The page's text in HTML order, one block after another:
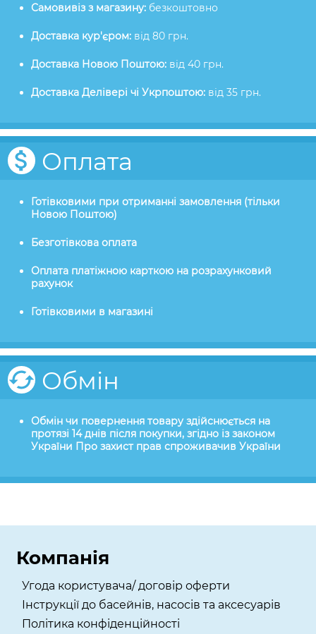
Самовивіз з магазину: безкоштовно
Доставка кур'єром: від 80 грн.
Доставка Новою Поштою: від 40 грн.
Доставка Делівері чі Укрпоштою: від 35 грн.
Оплата
Готівковими при отриманні замовлення (тільки
Новою Поштою)
Безготівкова оплата
Оплата платіжною карткою на розрахунковий
рахунок
Готівковими в магазині
Обмін
Обмін чи повернення товару здійснюється на
протязі 14 днів після покупки, згідно із законом
України Про захист прав спроживачив України
Компанія
Угода користувача/ договір оферти
Інструкції до басейнів, насосів та аксесуарів
Політика конфіденційності